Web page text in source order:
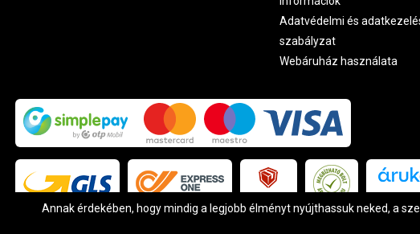
Adatvédelmi és
szabályzat
Webáruház használata
Annak érdekében, hogy mindig a legjobb élményt nyújthassuk neked, a